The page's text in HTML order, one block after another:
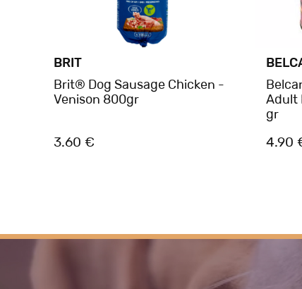
BRIT
Brit® Dog Sausage Chicken -
Venison 800gr
3.60 €
Adult
gr
4.90